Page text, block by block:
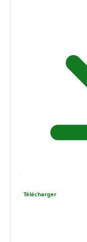
Télécharger